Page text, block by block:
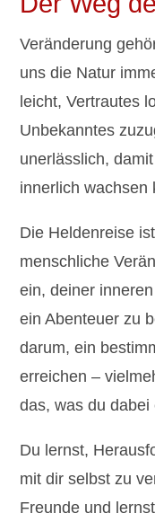
Veränderung
uns die Natur
leicht, Vertrautes
Unbekanntes
unerlässlich,
innerlich wachsen
Die Heldenreise
menschliche
ein, deiner
ein Abenteuer zu
darum, ein
erreichen –
das, was du dabei
Du lernst,
mit dir selbst zu
Freunde und